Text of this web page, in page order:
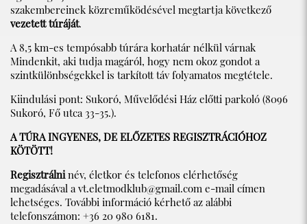
szakembereinek közreműködésével megtartja következő
vezetett túráját.
A 8,5 km-es tempósabb túrára korhatár nélkül várnak
Mindenkit, aki tudja magáról, hogy nem okoz gondot a
szintkülönbségekkel is tarkított táv folyamatos megtétele.
Kiindulási pont: Sukoró, Művelődési Ház előtti parkoló (8096
Sukoró, Fő utca 33-35.).
A TÚRA INGYENES, DE ELŐZETES REGISZTRÁCIÓHOZ
KÖTÖTT!
Regisztrálninév, életkor és telefonos elérhetőség
megadásával avt.eletmodklub@gmail.com e-mail címen
lehetséges. További információ kérhető az alábbi
telefonszámon: +36 20 980 6181.